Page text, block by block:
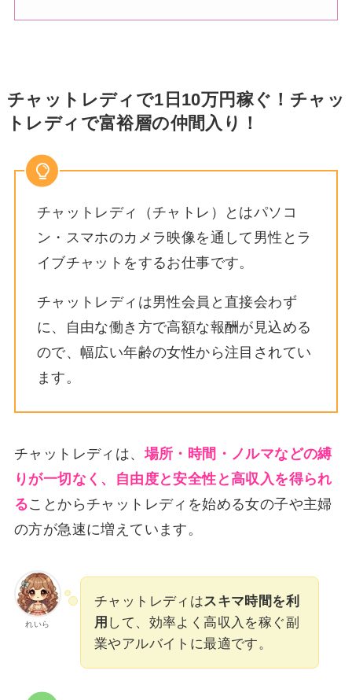
チャットレディで1日10万円稼ぐ！チャッ
トレディで富裕層の仲間入り！
チャットレディ（チャトレ）とはパソコ
ン・スマホのカメラ映像を通して男性とラ
イブチャットをするお仕事です。
チャットレディは男性会員と直接会わず
に、自由な働き方で高額な報酬が見込める
ので、幅広い年齢の女性から注目されてい
ます。
チャットレディは、場所・時間・ノルマなどの縛
りが一切なく、自由度と安全性と高収入を得られ
ることからチャットレディを始める女の子や主婦
の方が急速に増えています。
れいら
チャットレディはスキマ時間を利
用 して、効率よく高収入を稼ぐ副
業やアルバイトに最適です。